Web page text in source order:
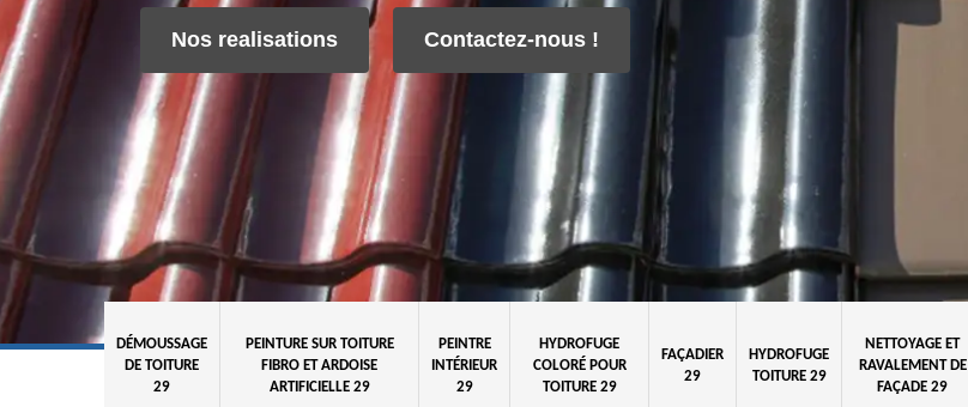
Nos realisations Contactez-nous !
DÉMOUSSAGE
DE TOITURE
29
PEINTURE SUR TOITURE
FIBRO ET ARDOISE
ARTIFICIELLE 29
PEINTRE
INTÉRIEUR
29
HYDROFUGE
COLORÉ POUR
TOITURE 29
FAÇADIER
29
HYDROFUGE
TOITURE 29
NETTOYAGE ET
RAVALEMENT DE
FAÇADE 29